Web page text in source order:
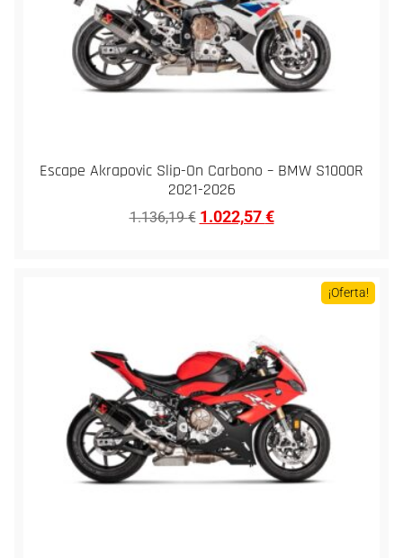
Escape Akrapovic Slip-On Carbono – BMW S1000R
2021-2026
1.136,19€ 1.022,57€
¡Oferta!